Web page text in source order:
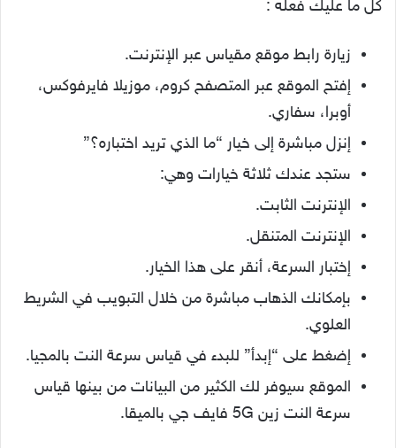
كل ما عليك فعله :
زيارة رابط موقع مقياس عبر الإنترنت.
إفتح الموقع عبر المتصفح كروم، موزيلا فايرفوكس،
أوبرا، سفاري.
إنزل مباشرة إلى خيار “ما الذي تريد اختباره؟”
ستجد عندك ثلاثة خيارات وهي:
الإنترنت الثابت.
الإنترنت المتنقل.
إختبار السرعة، أنقر على هذا الخيار.
بإمكانك الذهاب مباشرة من خلال التبويب في الشريط
العلوي.
إضغط على “إبدأ” للبدء في قياس سرعة النت بالمجيا.
الموقع سيوفر لك الكثير من البيانات من بينها قياس
سرعة النت زين 5G فايف جي بالميقا.